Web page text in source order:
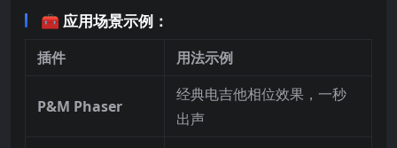
🧰 应用场景示例：
插件 用法示例
P&M Phaser
经典电吉他相位效果，一秒
出声